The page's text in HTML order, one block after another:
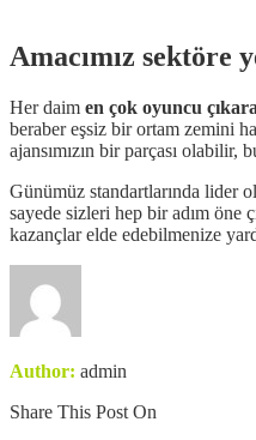
Amacımız sektöre
Her daim en çok oyuncu
beraber eşsiz bir ortam zemini
ajansımızın bir parçası
Günümüz standartlarında lider
sayede sizleri hep bir adım öne
kazançlar elde edebilmenize
Author: admin
Share This Post On